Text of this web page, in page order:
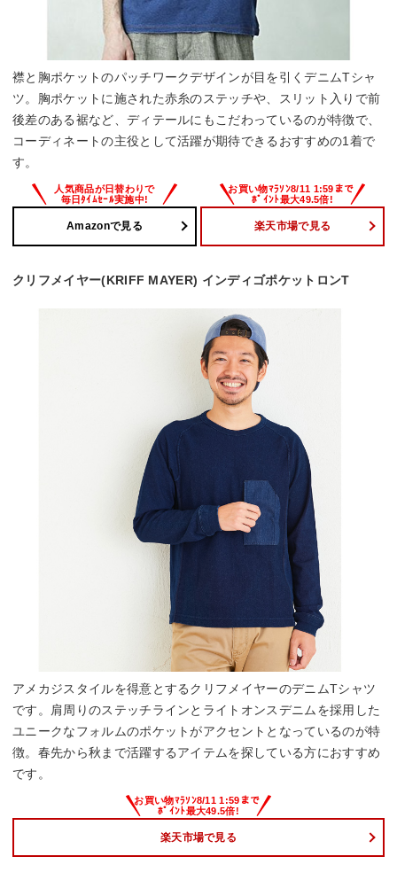
襟と胸ポケットのパッチワークデザインが目を引くデニムTシャ
ツ。胸ポケットに施された赤糸のステッチや、スリット入りで前
後差のある裾など、ディテールにもこだわっているのが特徴で、
コーディネートの主役として活躍が期待できるおすすめの1着で
す。
Amazonで見る 楽天市場で見る
クリフメイヤー(KRIFF MAYER) インディゴポケットロンT
アメカジスタイルを得意とするクリフメイヤーのデニムTシャツ
です。肩周りのステッチラインとライトオンスデニムを採用した
ユニークなフォルムのポケットがアクセントとなっているのが特
徴。春先から秋まで活躍するアイテムを探している方におすすめ
です。
楽天市場で見る